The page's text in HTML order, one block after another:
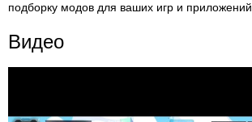
подборку модов для ваших игр и приложений.
Видео